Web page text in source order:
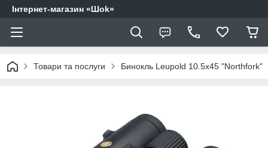
Інтернет-магазин «Шоk»
Товари та послуги Бинокль Leupold 10.5x45 "Northfork"